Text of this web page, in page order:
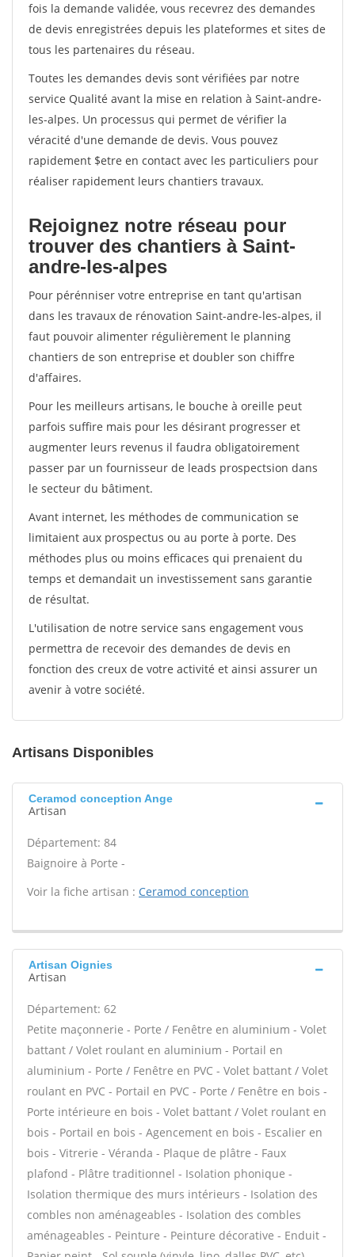
fois la demande validée, vous recevrez des demandes
de devis enregistrées depuis les plateformes et sites de
tous les partenaires du réseau.
Toutes les demandes devis sont vérifiées par notre
service Qualité avant la mise en relation à Saint-andre-
les-alpes. Un processus qui permet de vérifier la
véracité d'une demande de devis. Vous pouvez
rapidement $etre en contact avec les particuliers pour
réaliser rapidement leurs chantiers travaux.
Rejoignez notre réseau pour
trouver des chantiers à Saint-
andre-les-alpes
Pour pérénniser votre entreprise en tant qu'artisan
dans les travaux de rénovation Saint-andre-les-alpes, il
faut pouvoir alimenter régulièrement le planning
chantiers de son entreprise et doubler son chiffre
d'affaires.
Pour les meilleurs artisans, le bouche à oreille peut
parfois suffire mais pour les désirant progresser et
augmenter leurs revenus il faudra obligatoirement
passer par un fournisseur de leads prospectsion dans
le secteur du bâtiment.
Avant internet, les méthodes de communication se
limitaient aux prospectus ou au porte à porte. Des
méthodes plus ou moins efficaces qui prenaient du
temps et demandait un investissement sans garantie
de résultat.
L'utilisation de notre service sans engagement vous
permettra de recevoir des demandes de devis en
fonction des creux de votre activité et ainsi assurer un
avenir à votre société.
Artisans Disponibles
Ceramod conception Ange
Artisan
Département: 84
Baignoire à Porte -
Voir la fiche artisan : Ceramod conception
Artisan Oignies
Artisan
Département: 62
Petite maçonnerie - Porte / Fenêtre en aluminium - Volet
battant / Volet roulant en aluminium - Portail en
aluminium - Porte / Fenêtre en PVC - Volet battant / Volet
roulant en PVC - Portail en PVC - Porte / Fenêtre en bois -
Porte intérieure en bois - Volet battant / Volet roulant en
bois - Portail en bois - Agencement en bois - Escalier en
bois - Vitrerie - Véranda - Plaque de plâtre - Faux
plafond - Plâtre traditionnel - Isolation phonique -
Isolation thermique des murs intérieurs - Isolation des
combles non aménageables - Isolation des combles
aménageables - Peinture - Peinture décorative - Enduit -